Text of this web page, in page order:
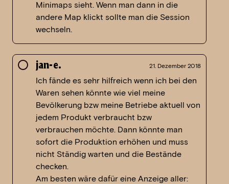
Minimaps sieht. Wenn man dann in die
andere Map klickt sollte man die Session
wechseln.
jan-e. 21. Dezember 2018
Ich fände es sehr hilfreich wenn ich bei den
Waren sehen könnte wie viel meine
Bevölkerung bzw meine Betriebe aktuell von
jedem Produkt verbraucht bzw
verbrauchen möchte. Dann könnte man
sofort die Produktion erhöhen und muss
nicht Ständig warten und die Bestände
checken.
Am besten wäre dafür eine Anzeige aller: